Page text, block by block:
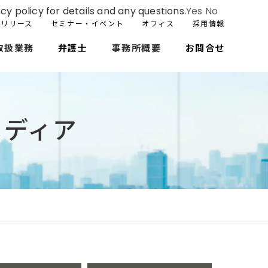
リース セミナー・イベント オフィス 採用情報
扱業務 弁護士 事務所概要 お問合せ
ィア
policy for details and any questions.Yes No